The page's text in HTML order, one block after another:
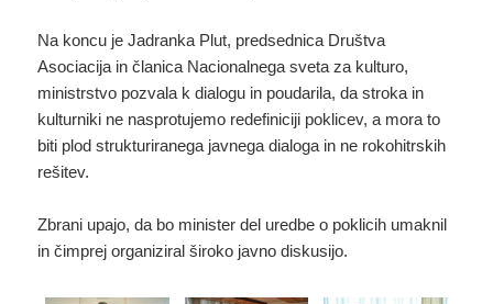
Na koncu je Jadranka Plut, predsednica Društva
Asociacija in članica Nacionalnega sveta za kulturo,
ministrstvo pozvala k dialogu in poudarila, da stroka in
kulturniki ne nasprotujemo redefiniciji poklicev, a mora to
biti plod strukturiranega javnega dialoga in ne rokohitrskih
rešitev.
Zbrani upajo, da bo minister del uredbe o poklicih umaknil
in čimprej organiziral široko javno diskusijo.